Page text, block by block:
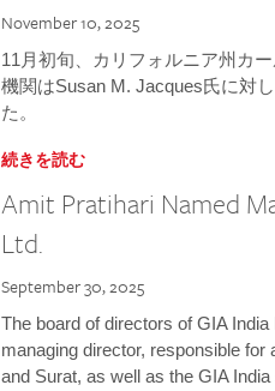
November 10, 2025
11月初旬、カリフォルニア州カ
機関はSusan M. Jacques氏に対
た。
続きを読む
Amit Pratihari Named
Ltd.
September 30, 2025
The board of directors of GIA
managing director, responsible for
and Surat, as well as the GIA